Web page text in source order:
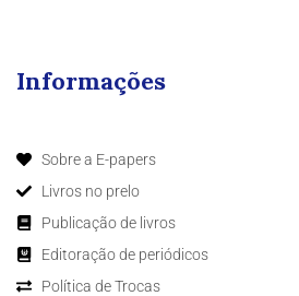
Informações
Sobre a E-papers
Livros no prelo
Publicação de livros
Editoração de periódicos
Política de Trocas